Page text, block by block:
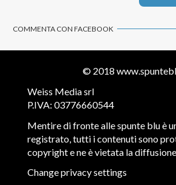
COMMENTA CON FACEBOOK
© 2018
Weiss Media srl
P.IVA: 03776660544
Mentire di fronte alle spunte blu è
registrato, tutti i contenuti sono
copyright e ne è vietata la
Change privacy settings